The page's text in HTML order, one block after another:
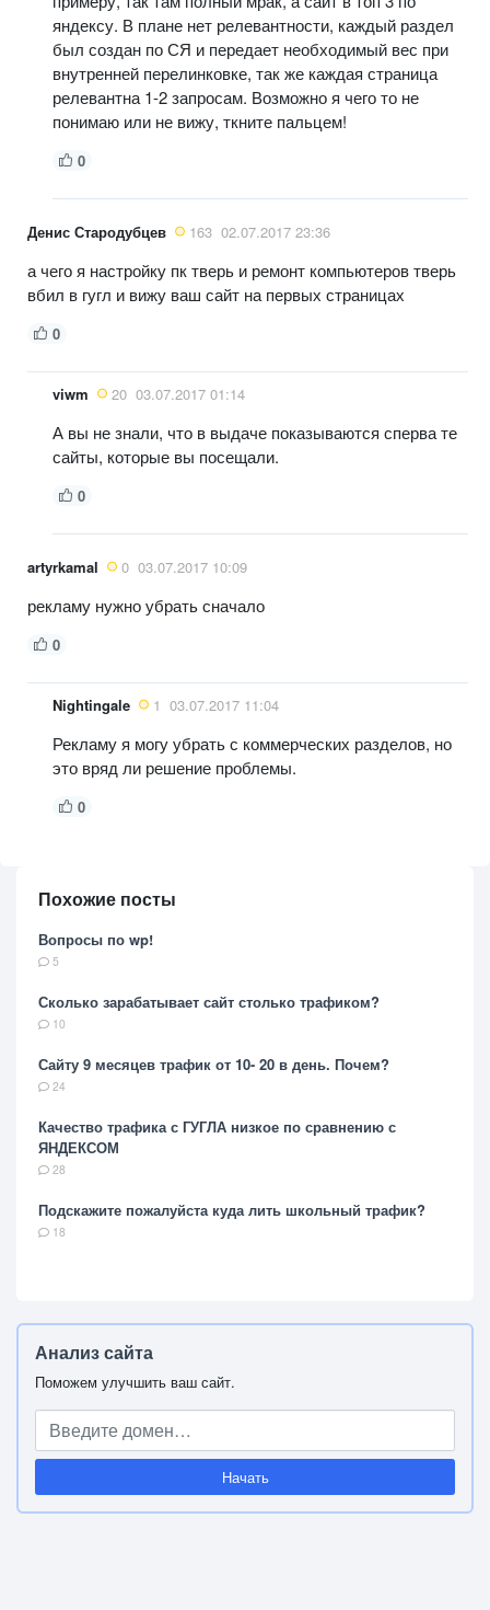
яндексу. В плане нет релевантности, каждый раздел
был создан по СЯ и передает необходимый вес при
внутренней перелинковке, так же каждая страница
релевантна 1-2 запросам. Возможно я чего то не
понимаю или не вижу, ткните пальцем!
0
Денис Стародубцев 163 02.07.2017 23:36
а чего я настройку пк тверь и ремонт компьютеров тверь
вбил в гугл и вижу ваш сайт на первых страницах
0
viwm 20 03.07.2017 01:14
А вы не знали, что в выдаче показываются сперва те
сайты, которые вы посещали.
0
artyrkamal 0 03.07.2017 10:09
рекламу нужно убрать сначало
0
Nightingale 1 03.07.2017 11:04
Рекламу я могу убрать с коммерческих разделов, но
это вряд ли решение проблемы.
0
Похожие посты
Вопросы по wp!
5
Сколько зарабатывает сайт столько трафиком?
10
Сайту 9 месяцев трафик от 10- 20 в день. Почем?
24
Качество трафика с ГУГЛА низкое по сравнению с
ЯНДЕКСОМ
28
Подскажите пожалуйста куда лить школьный трафик?
18
Анализ сайта
Поможем улучшить ваш сайт.
Начать